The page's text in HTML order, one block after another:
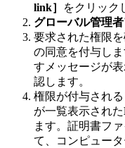
link］
をクリック
グローバル管理
要求された権限
の同意を付与し
すメッセージが
認します。
権限が付与され
が一覧表示された
ます。証明書フ
て、コンピュー